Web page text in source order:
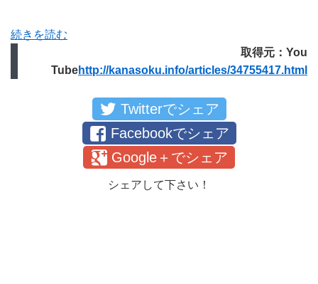
続きを読む
取得元：You
Tubehttp://kanasoku.info/articles/34755417.html
Twitterでシェア
Facebookでシェア
Google＋でシェア
シェアして下さい！